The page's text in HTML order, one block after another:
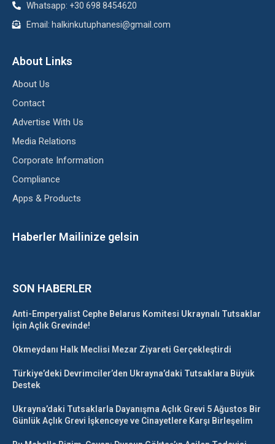
Whatsapp: +30 698 8454620
Email: halkinkutuphanesi@gmail.com
About Links
About Us
Contact
Advertise With Us
Media Relations
Corporate Information
Compliance
Apps & Products
Haberler Mailinize gelsin
SON HABERLER
Anti-Emperyalist Cephe Belarus Komitesi Ukraynalı Tutsaklar
İçin Açlık Grevinde!
Okmeydanı Halk Meclisi Mezar Ziyareti Gerçekleştirdi
Türkiye’deki Devrimciler’den Ukrayna’daki Tutsaklara Büyük
Destek
Ukrayna’daki Tutsaklarla Dayanışma Açlık Grevi 5 Ağustos Bir
Günlük Açlık Grevi İşkenceye ve Cinayetlere Karşı Birleşelim